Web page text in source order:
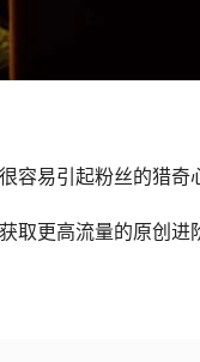
易引起粉丝的猎奇
取更高流量的原创进